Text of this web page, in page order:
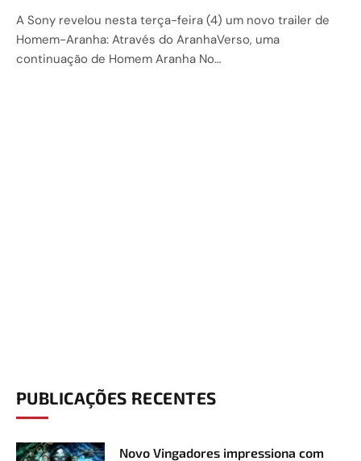
A Sony revelou nesta terça-feira (4) um novo trailer de
Homem-Aranha: Através do AranhaVerso, uma
continuação de Homem Aranha No…
PUBLICAÇÕES RECENTES
Novo Vingadores impressiona com